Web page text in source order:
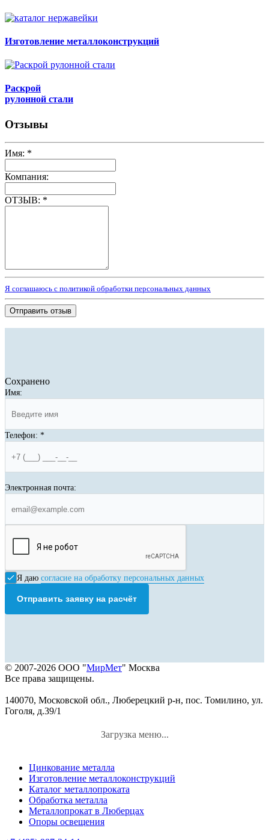
Изготовление металлоконструкций
Раскрой
рулонной стали
Отзывы
Имя: *
Компания:
ОТЗЫВ: *
Я соглашаюсь с политикой обработки персональных данных
Отправить отзыв
Сохранено
Имя:
Телефон: *
Электронная почта:
Я даю согласие на обработку персональных данных
Отправить заявку на расчёт
© 2007-2026 ООО "МирМет" Москва
Все права защищены.
140070, Московской обл., Люберецкий р-н, пос. Томилино, ул.
Гоголя, д.39/1
Загрузка меню...
Цинкование металла
Изготовление металлоконструкций
Каталог металлопроката
Обработка металла
Металлопрокат в Люберцах
Опоры освещения